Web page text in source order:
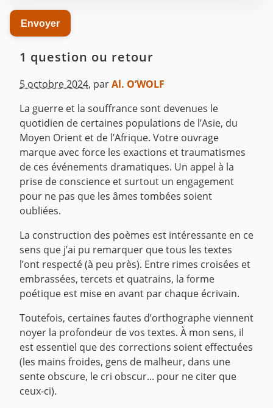
1 question ou retour
5 octobre 2024, parAl. O’WOLF
La guerre et la souffrance sont devenues le
quotidien de certaines populations de l’Asie, du
Moyen Orient et de l’Afrique. Votre ouvrage
marque avec force les exactions et traumatismes
de ces événements dramatiques. Un appel à la
prise de conscience et surtout un engagement
pour ne pas que les âmes tombées soient
oubliées.
La construction des poèmes est intéressante en ce
sens que j’ai pu remarquer que tous les textes
l’ont respecté (à peu près). Entre rimes croisées et
embrassées, tercets et quatrains, la forme
poétique est mise en avant par chaque écrivain.
Toutefois, certaines fautes d’orthographe viennent
noyer la profondeur de vos textes. À mon sens, il
est essentiel que des corrections soient effectuées
(les mains froides, gens de malheur, dans une
sente obscure, le cri obscur... pour ne citer que
ceux-ci).